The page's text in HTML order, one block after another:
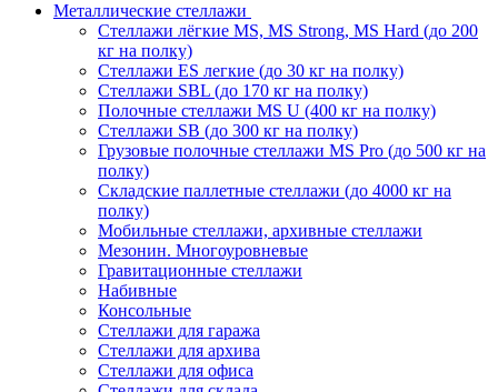
Металлические стеллажи
Стеллажи лёгкие MS, MS Strong, MS Hard (до 200
кг на полку)
Стеллажи ES легкие (до 30 кг на полку)
Стеллажи SBL (до 170 кг на полку)
Полочные стеллажи MS U (400 кг на полку)
Стеллажи SB (до 300 кг на полку)
Грузовые полочные стеллажи MS Pro (до 500 кг на
полку)
Складские паллетные стеллажи (до 4000 кг на
полку)
Мобильные стеллажи, архивные стеллажи
Мезонин. Многоуровневые
Гравитационные стеллажи
Набивные
Консольные
Стеллажи для гаража
Стеллажи для архива
Стеллажи для офиса